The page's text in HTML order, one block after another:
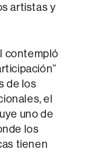
artistas y
contempló
de los
el
uno de
los
tienen